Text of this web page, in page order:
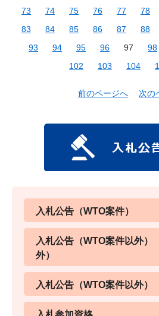
73
74 75 76 77 78
83
84 85 86 87 88
93
94 95 96 97 98
102
103 104
前のページへ 次の
入札公告（WTO案件）
入札公告（WTO案件以外）
外）
入札公告（WTO案件以外）